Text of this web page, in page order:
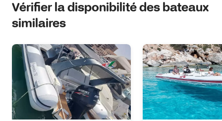
Vérifier la disponibilité des bateaux
similaires